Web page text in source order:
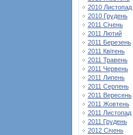
2010 Листопад
2010 Грудень
2011 Січень
2011 Лютий
2011 Березень
2011 Квітень
2011 Травень
2011 Червень
2011 Липень
2011 Серпень
2011 Вересень
2011 Жовтень
2011 Листопад
2011 Грудень
2012 Січень